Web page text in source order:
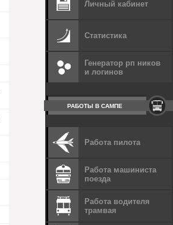
Личный кабинет
Статистика
Генератор рп ников
и логинов
РАБОТЫ В САМПЕ
Работа пилота
Работа машиниста
поезда
Работа водителя
трамвая